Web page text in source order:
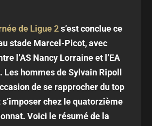
de Ligue 2s’est conclue ce
stade Marcel-Picot, avec
l’AS Nancy Lorraine et l’EA
Les hommes de Sylvain Ripoll
de se rapprocher du top
s’imposer chez le quatorzième
Voici le résumé de la